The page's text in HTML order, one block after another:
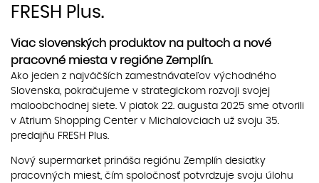
FRESH Plus.
Viac slovenských produktov na pultoch a nové
pracovné miesta v regióne Zemplín.
Ako jeden z najväčších zamestnávateľov východného
Slovenska, pokračujeme v strategickom rozvoji svojej
maloobchodnej siete. V piatok 22. augusta 2025 sme otvorili
v Atrium Shopping Center v Michalovciach už svoju 35.
predajňu FRESH Plus.
Nový supermarket prináša regiónu Zemplín desiatky
pracovných miest, čím spoločnosť potvrdzuje svoju úlohu